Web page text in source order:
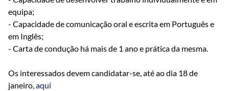
equipa;
- Capacidade de comunicação oral e escrita em Português e
em Inglês;
- Carta de condução há mais de 1 ano e prática da mesma.
Os interessados devem candidatar-se, até ao dia 18 de
janeiro,aqui